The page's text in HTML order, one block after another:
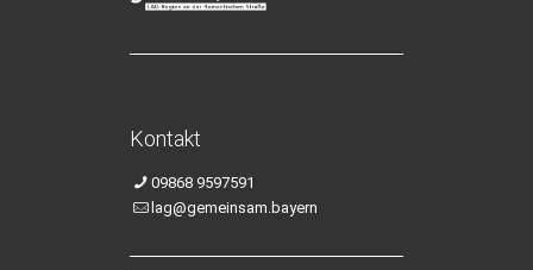
Kontakt
09868 9597591
lag@gemeinsam.bayern